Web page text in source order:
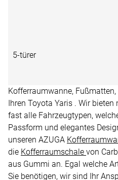
5-türer
Kofferraumwanne,
Ihren Toyota Yaris . Wir
fast alle Fahrzeugtypen,
Passform und elegantes
unseren AZUGA
die Kofferraumschale von
aus Gummi an. Egal welche
Sie benötigen, wir sind Ihr